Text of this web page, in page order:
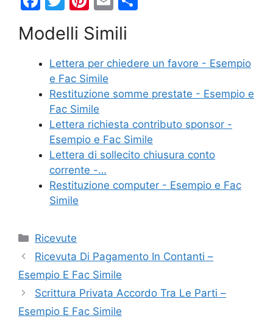
c
e
b
o
o
k
w
itt
er
nt
er
e
st
m
ai
l
di
di
Modelli Simili
Lettera per chiedere un favore - Esempio
e Fac Simile
Restituzione somme prestate - Esempio e
Fac Simile
Lettera richiesta contributo sponsor -
Esempio e Fac Simile
Lettera di sollecito chiusura conto
corrente -…
Restituzione computer​ - Esempio e Fac
Simile
Categorie
Ricevute
Ricevuta Di Pagamento In Contanti –
Esempio E Fac Simile
Scrittura Privata Accordo Tra Le Parti –
Esempio E Fac Simile